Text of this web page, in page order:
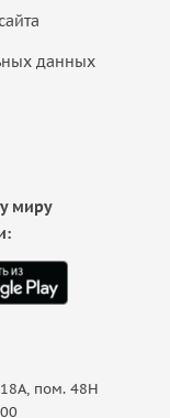
данных
пом. 48Н
миру